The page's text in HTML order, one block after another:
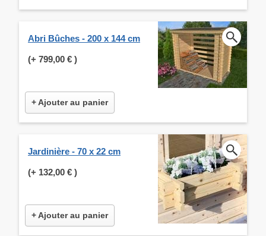
Abri Bûches - 200 x 144 cm
(+ 799,00 € )
+ Ajouter au panier
Jardinière - 70 x 22 cm
(+ 132,00 € )
+ Ajouter au panier